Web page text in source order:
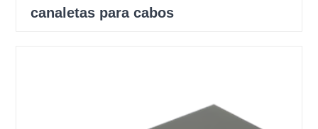
canaletas para cabos